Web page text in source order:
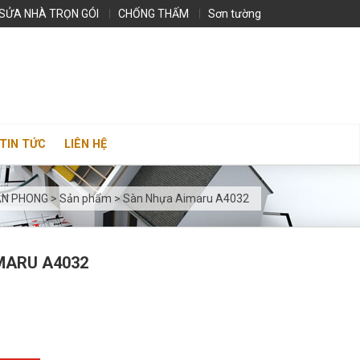
NHÀ TRỌN GÓI CHỐNG THẤM Sơn tường
TIN TỨC LIÊN HỆ
PHONG > Sản phẩm >Sàn Nhựa Aimaru A4032
A4032